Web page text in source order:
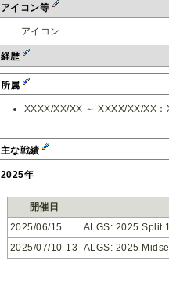
アイコン等
アイコン
経歴
所属
XXXX/XX/XX ～ XXXX/XX/XX：
主な戦績
2025年
開催日
2025/06/15
ALGS: 2025 Split
2025/07/10-13
ALGS: 2025